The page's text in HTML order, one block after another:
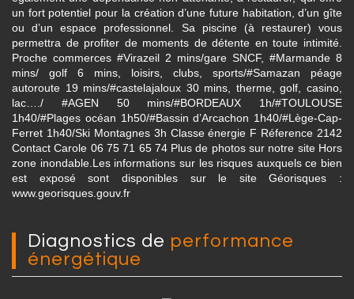
un fort potentiel pour la création d’une future habitation, d’un gîte
ou d’un espace professionnel. Sa piscine (à restaurer) vous
permettra de profiter de moments de détente en toute intimité.
Proche commerces #Virazeil 2 mins/gare SNCF, #Marmande 8
mins/ golf 6 mins, loisirs, clubs, sports/#Samazan péage
autoroute 19 mins/#castelajaloux 30 mins, therme, golf, casino,
lac…./ #AGEN 50 mins/#BORDEAUX 1h/#TOULOUSE
1h40/#Plages océan 1h50/#Bassin d’Arcachon 1h40/#Lège-Cap-
Ferret 1h40/Ski Montagnes 3h Classe énergie F Réference 2142
Contact Carole 06 75 71 65 74 Plus de photos sur notre site Hors
zone inondable.Les informations sur les risques auxquels ce bien
est exposé sont disponibles sur le site Géorisques :
www.georisques.gouv.fr
diagnostics de performance
énergétique